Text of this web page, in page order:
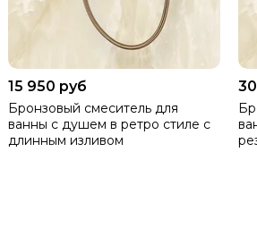
15 950 руб
Бронзовый смеситель для
ванны с душем в ретро стиле с
длинным изливом